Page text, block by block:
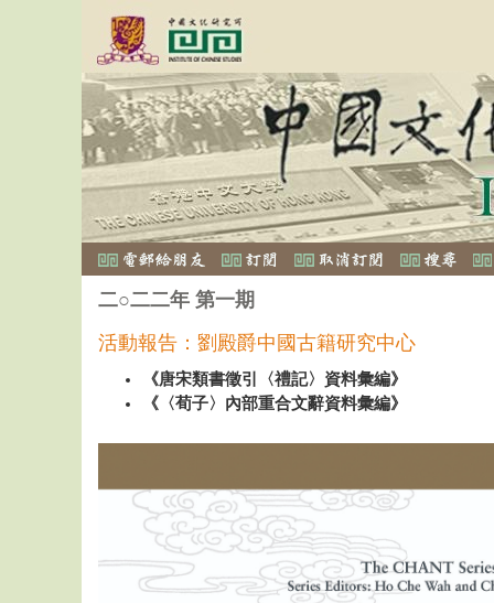
二○二二年 第一期
活動報告：劉殿爵中國古籍研究中心
《唐宋類書徵引〈禮記〉資料彙編》
《〈荀子〉內部重合文辭資料彙編》